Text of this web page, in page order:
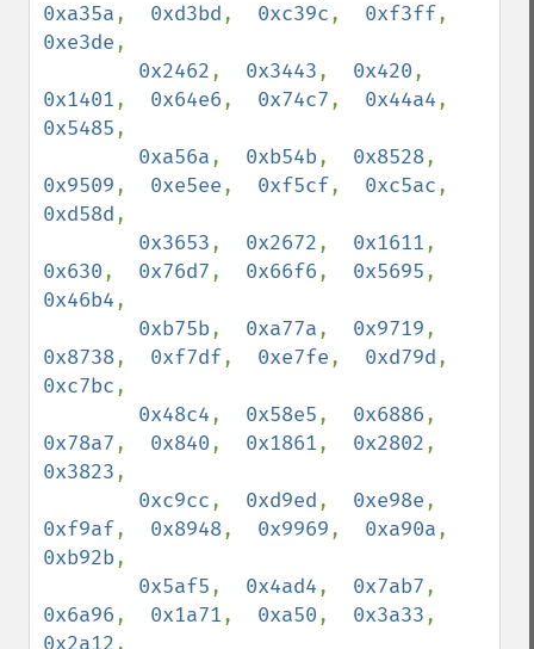
0xa35a, 0xd3bd, 0xc39c, 0xf3ff
0xe3de,
0x2462, 0x3443, 0x420
0x1401, 0x64e6, 0x74c7, 0x44a4
0x5485,
0xa56a, 0xb54b, 0x8528
0x9509, 0xe5ee, 0xf5cf, 0xc5ac
0xd58d,
0x3653, 0x2672, 0x1611
0x630, 0x76d7, 0x66f6, 0x5695
0x46b4,
0xb75b, 0xa77a, 0x9719
0x8738, 0xf7df, 0xe7fe, 0xd79d
0xc7bc,
0x48c4, 0x58e5, 0x6886
0x78a7, 0x840, 0x1861, 0x2802
0x3823,
0xc9cc, 0xd9ed, 0xe98e
0xf9af, 0x8948, 0x9969, 0xa90a
0xb92b,
0x5af5, 0x4ad4, 0x7ab7
0x6a96, 0x1a71, 0xa50, 0x3a33
0x2a12,